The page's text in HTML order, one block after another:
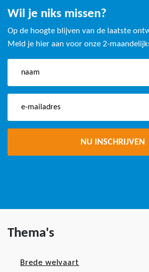
Wil je niks missen?
Op de hoogte blijven van de laatste
Meld je hier aan voor onze 2-
Thema's
Brede welvaart